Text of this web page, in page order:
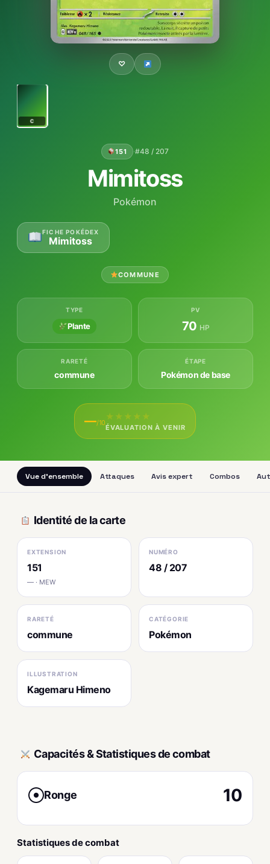
♡
C
151 ·#48 / 207
Mimitoss
Pokémon
FICHE POKÉDEX
Mimitoss
COMMUNE
TYPE
Plante
PV
70 HP
RARETÉ
commune
ÉTAPE
Pokémon de base
—/10
★ ★ ★ ★ ★
ÉVALUATION À VENIR
Vue d'ensemble Attaques Avis expert Combos
Identité de la carte
EXTENSION
151
— · MEW
NUMÉRO
48 / 207
RARETÉ
commune
CATÉGORIE
Pokémon
ILLUSTRATION
Kagemaru Himeno
Capacités & Statistiques de combat
● Ronge 10
Statistiques de combat